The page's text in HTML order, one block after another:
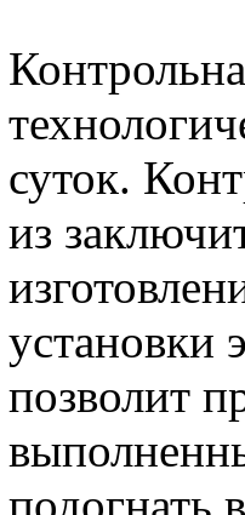
суток.
из
установки
позволит
подогнать